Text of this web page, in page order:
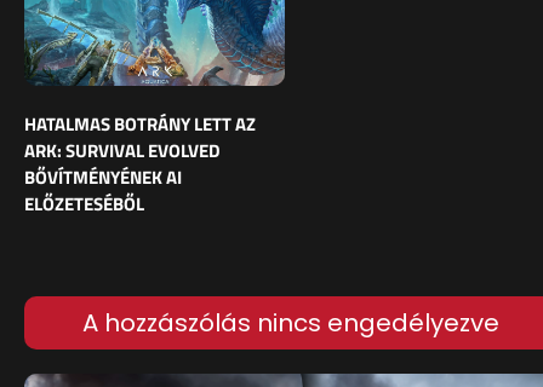
HATALMAS BOTRÁNY LETT AZ
ARK: SURVIVAL EVOLVED
BŐVÍTMÉNYÉNEK AI
ELŐZETESÉBŐL
A hozzászólás nincs engedélyezve